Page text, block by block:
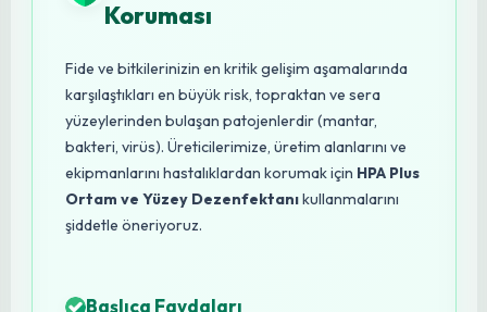
analiz etmek, kaliteli yumrular kullanmak ve doğru tarım
Unutmayın, safran sadece bir baharat değil, aynı
zamanda bir kültürel miras ve sağlık kaynağıdır. Bu 'kırmızı
altını' topraktan sofralarımıza ulaştırmak, hem ekonomik
hem de manevi açıdan büyük birtatmin sağlayacaktır
Geleceğin safran üreticilerine bol ve bereketli hasatlar
dilerim. Tarım,geleceğin teminatıdır